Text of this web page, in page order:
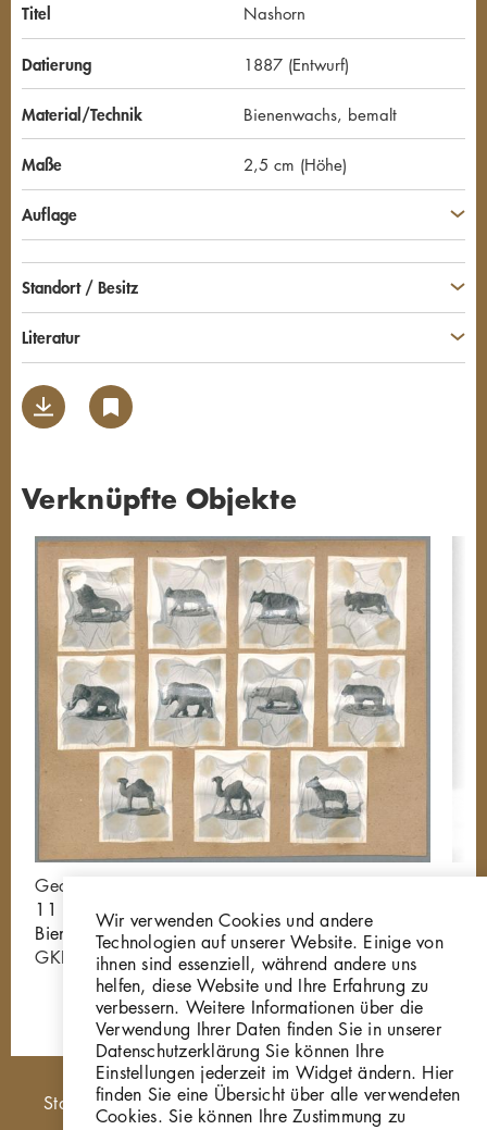
Titel Nashorn
Datierung 1887 (Entwurf)
Material/Technik Bienenwachs, bemalt
Maße 2,5 cm (Höhe)
Auflage
Standort / Besitz
Literatur
Verknüpfte Objekte
Georg Kolbe
11 Tierfiguren, 1887,
Bienenwachs
GKFo-0001_001
Hauptnavigation
Startseite
Wir verwenden Cookies und andere
Technologien auf unserer Website. Einige von
ihnen sind essenziell, während andere uns
helfen, diese Website und Ihre Erfahrung zu
verbessern. Weitere Informationen über die
Verwendung Ihrer Daten finden Sie in unserer
Datenschutzerklärung Sie können Ihre
Einstellungen jederzeit im Widget ändern. Hier
finden Sie eine Übersicht über alle verwendeten
Cookies. Sie können Ihre Zustimmung zu